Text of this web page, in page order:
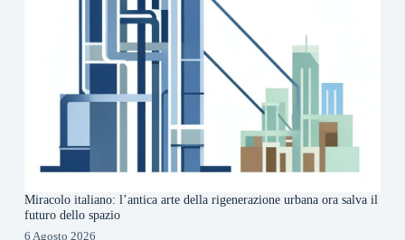
Miracolo italiano: l’antica arte della rigenerazione urbana ora salva il
futuro dello spazio
6 Agosto 2026